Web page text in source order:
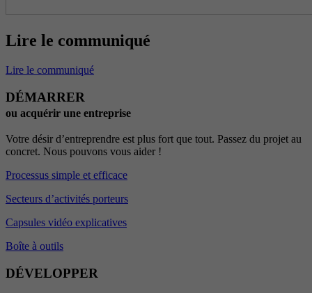
Lire le communiqué
Lire le communiqué
DÉMARRER
ou acquérir une entreprise
Votre désir d’entreprendre est plus fort que tout. Passez du projet au
concret. Nous pouvons vous aider !
Processus simple et efficace
Secteurs d’activités porteurs
Capsules vidéo explicatives
Boîte à outils
DÉVELOPPER